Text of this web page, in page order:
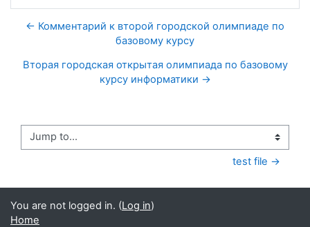
← Комментарий к второй городской олимпиаде по
базовому курсу
Вторая городская открытая олимпиада по базовому
курсу информатики →
Jump to...
test file →
You are not logged in. (Log in)
Home